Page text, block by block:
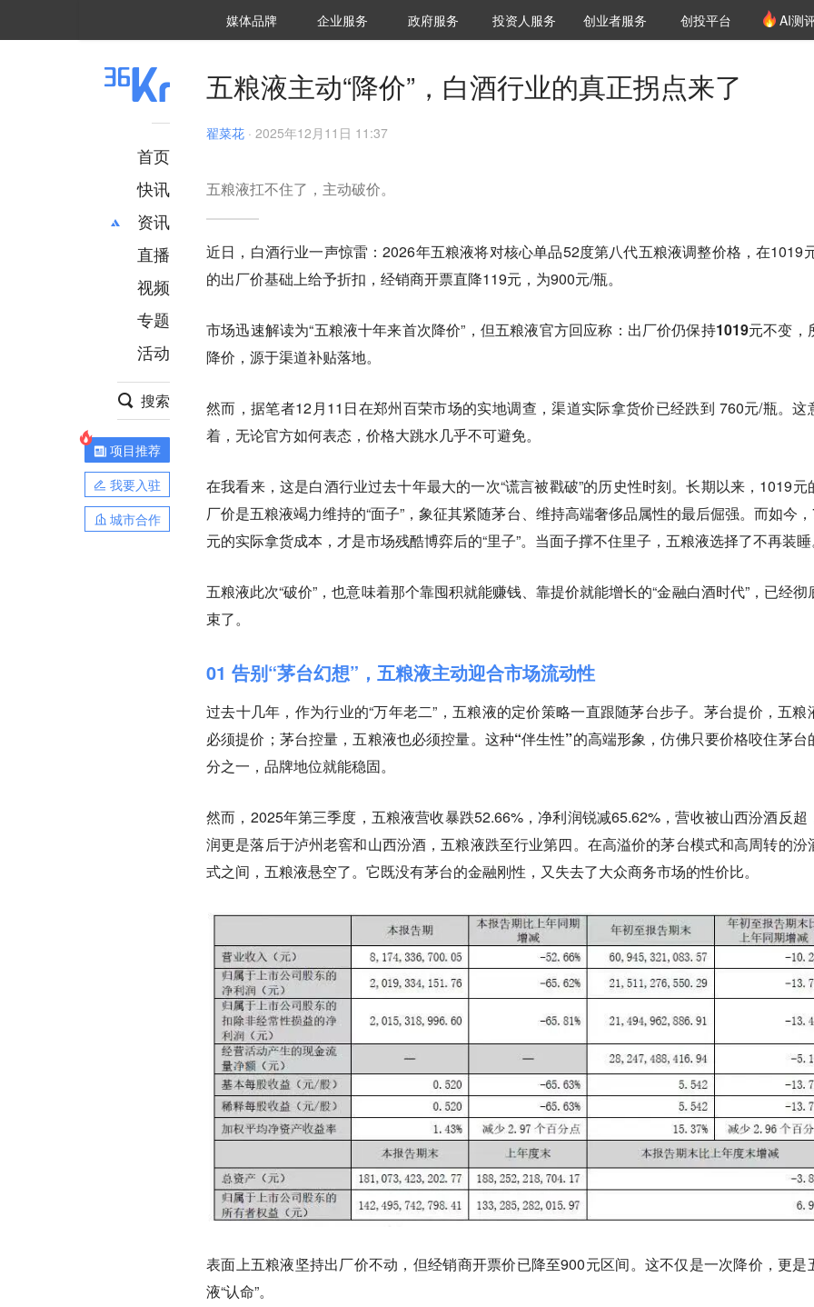
媒体品牌 36Kr研究院
企业服务 城市之窗
政府服务 VClub投资机构库
投资机构职位推介
投资人服务 创投氪堂
创业者服务 创投平台 AI测
首页
快讯
资讯
推荐
财经
项目推荐
安徽
直播
视频
专题
活动
搜索
项目推荐
我要入驻
城市合作
五粮液主动“降价”，白酒行业的真正拐点来了
翟菜花 · 2025年12月11日 11:37
五粮液扛不住了，主动破价。
近日，白酒行业一声惊雷：2026年五粮液将对核心单品52度第八代五粮液调整价格，在1019
的出厂价基础上给予折扣，经销商开票直降119元，为900元/瓶。
市场迅速解读为“五粮液十年来首次降价”，但五粮液官方回应称： 出厂价仍保持1019元不变，
降价，源于渠道补贴落地。
然而，据笔者12月11日在郑州百荣市场的实地调查，渠道实际拿货价已经跌到 760元/瓶。这
着，无论官方如何表态，价格大跳水几乎不可避免。
在我看来，这是白酒行业过去十年最大的一次“谎言被戳破”的历史性时刻。长期以来，1019元
厂价是五粮液竭力维持的“面子”，象征其紧随茅台、维持高端奢侈品属性的最后倔强。而如今
元的实际拿货成本，才是市场残酷博弈后的“里子”。当面子撑不住里子，五粮液选择了不再装睡
五粮液此次“破价”，也意味着那个靠囤积就能赚钱、靠提价就能增长的“金融白酒时代”，已经彻
束了。
01 告别“茅台幻想”，五粮液主动迎合市场流动性
过去十几年，作为行业的“万年老二”，五粮液的定价策略一直跟随茅台步子。茅台提价，五粮
必须提价； 茅台控量，五粮液也必须控量。这种“伴生性”的高端形象，仿佛只要价格咬住茅台
分之一，品牌地位就能稳固。
然而，2025年第三季度，五粮液营收暴跌52.66%，净利润锐减65.62%，营收被山西汾酒反超
润更是落后于泸州老窖和山西汾酒，五粮液跌至行业第四。在高溢价的茅台模式和高周转的汾
式之间，五粮液悬空了。它既没有茅台的金融刚性，又失去了大众商务市场的性价比。
表面上五粮液坚持出厂价不动，但经销商开票价已降至900元区间。这不仅是一次降价，更是
液“认命”。